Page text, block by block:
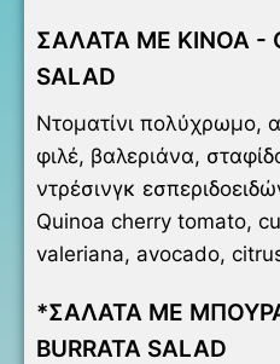
ΣΑΛΑΤΑ ΜΕ ΚΙΝΟΑ -
SALAD
Ντοματίνι πολύχρωμο,
φιλέ, βαλεριάνα,
ντρέσινγκ
Quinoa cherry tomato,
valeriana, avocado,
*ΣΑΛΑΤΑ ΜΕ
BURRATA SALAD